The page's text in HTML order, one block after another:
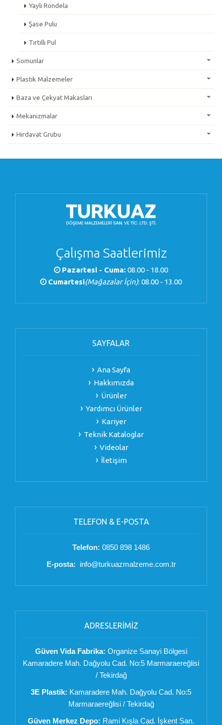
Yaylı Rondela
Şase Pulu
Tırtıllı Pul
Somunlar
Plastik Malzemeler
Baza ve Çekyat Makasları
Mekanizmalar
Hırdavat Grubu
Çalışma Saatlerimiz
Pazartesi - Cuma:08.00 - 18.00
Cumartesi(Mağazalar İçin): 08.00 - 13.00
SAYFALAR
Ana Sayfa
Hakkımızda
Ürünler
Yardımcı Ürünler
Kariyer
Teknik Kataloglar
Videolar
İletişim
TELEFON & E-POSTA
Telefon: 0850 898 1486
E-posta: info@turkuazmalzeme.com.tr
ADRESLERİMİZ
Güven Vida Fabrika: Organize Sanayi Bölgesi
Kamaradere Mah. Dağyolu Cad. No:5 Marmaraereğlisi
/ Tekirdağ
3E Plastik: Kamaradere Mah. Dağyolu Cad. No:5
Marmaraereğlisi / Tekirdağ
Güven Merkez Depo: Rami Kışla Cad. İşkent San.